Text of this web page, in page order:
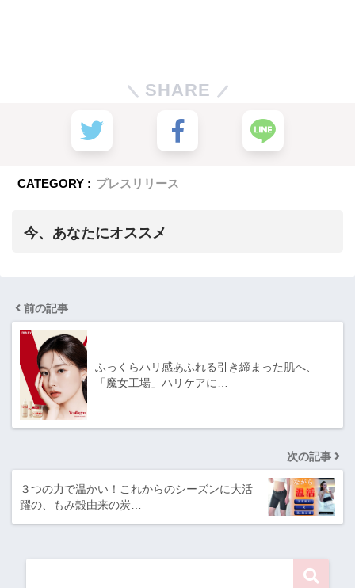
SHARE
CATEGORY : プレスリリース
今、あなたにオススメ
前の記事
ふっくらハリ感あふれる引き締まった肌へ、
「魔女工場」ハリケアに…
次の記事
３つの力で温かい！これからのシーズンに大活
躍の、もみ殻由来の炭…